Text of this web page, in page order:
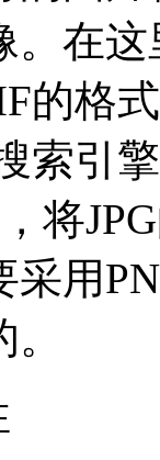
。在
的格
索引
将
采用